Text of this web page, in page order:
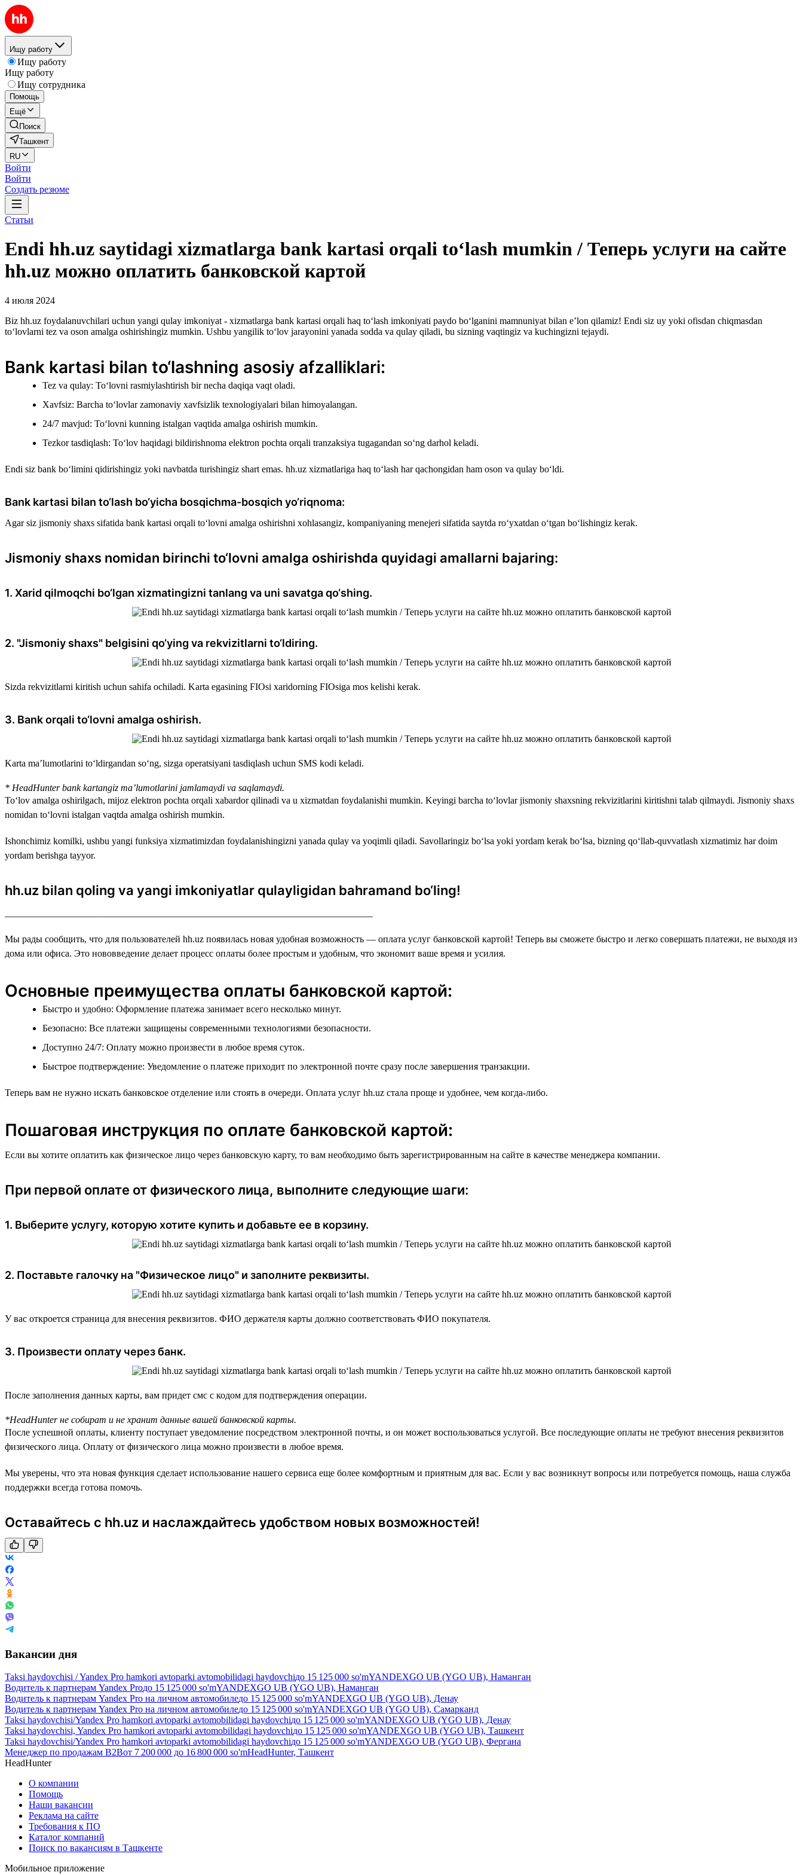
Ищу работу
Ищу работу
Ищу работу
Ищу сотрудника
Помощь
Ещё
Поиск
Ташкент
RU
Войти
Войти
Создать резюме
Статьи
Endi hh.uz saytidagi xizmatlarga bank kartasi orqali to‘lash mumkin / Теперь услуги на сайте
hh.uz можно оплатить банковской картой
4 июля 2024
Biz hh.uz foydalanuvchilari uchun yangi qulay imkoniyat - xizmatlarga bank kartasi orqali haq to‘lash imkoniyati paydo bo‘lganini mamnuniyat bilan e’lon qilamiz! Endi siz uy yoki ofisdan chiqmasdan
to‘lovlarni tez va oson amalga oshirishingiz mumkin. Ushbu yangilik to‘lov jarayonini yanada sodda va qulay qiladi, bu sizning vaqtingiz va kuchingizni tejaydi.
Bank kartasi bilan to‘lashning asosiy afzalliklari:
Tez va qulay: To‘lovni rasmiylashtirish bir necha daqiqa vaqt oladi.
Xavfsiz: Barcha to‘lovlar zamonaviy xavfsizlik texnologiyalari bilan himoyalangan.
24/7 mavjud: To‘lovni kunning istalgan vaqtida amalga oshirish mumkin.
Tezkor tasdiqlash: To‘lov haqidagi bildirishnoma elektron pochta orqali tranzaksiya tugagandan so‘ng darhol keladi.
Endi siz bank bo‘limini qidirishingiz yoki navbatda turishingiz shart emas. hh.uz xizmatlariga haq to‘lash har qachongidan ham oson va qulay bo‘ldi.
Bank kartasi bilan to‘lash bo‘yicha bosqichma-bosqich yo‘riqnoma:
Agar siz jismoniy shaxs sifatida bank kartasi orqali to‘lovni amalga oshirishni xohlasangiz, kompaniyaning menejeri sifatida saytda ro‘yxatdan o‘tgan bo‘lishingiz kerak.
Jismoniy shaxs nomidan birinchi to‘lovni amalga oshirishda quyidagi amallarni bajaring:
1. Xarid qilmoqchi bo‘lgan xizmatingizni tanlang va uni savatga qo‘shing.
2. "Jismoniy shaxs" belgisini qo‘ying va rekvizitlarni to‘ldiring.
Sizda rekvizitlarni kiritish uchun sahifa ochiladi. Karta egasining FIOsi xaridorning FIOsiga mos kelishi kerak.
3. Bank orqali to‘lovni amalga oshirish.
Karta ma’lumotlarini to‘ldirgandan so‘ng, sizga operatsiyani tasdiqlash uchun SMS kodi keladi.
* HeadHunter bank kartangiz ma’lumotlarini jamlamaydi va saqlamaydi.
To‘lov amalga oshirilgach, mijoz elektron pochta orqali xabardor qilinadi va u xizmatdan foydalanishi mumkin. Keyingi barcha to‘lovlar jismoniy shaxsning rekvizitlarini kiritishni talab qilmaydi. Jismoniy shaxs
nomidan to‘lovni istalgan vaqtda amalga oshirish mumkin.
Ishonchimiz komilki, ushbu yangi funksiya xizmatimizdan foydalanishingizni yanada qulay va yoqimli qiladi. Savollaringiz bo‘lsa yoki yordam kerak bo‘lsa, bizning qo‘llab-quvvatlash xizmatimiz har doim
yordam berishga tayyor.
hh.uz bilan qoling va yangi imkoniyatlar qulayligidan bahramand bo‘ling!
Мы рады сообщить, что для пользователей hh.uz появилась новая удобная возможность — оплата услуг банковской картой! Теперь вы сможете быстро и легко совершать платежи, не выходя из
дома или офиса. Это нововведение делает процесс оплаты более простым и удобным, что экономит ваше время и усилия.
Основные преимущества оплаты банковской картой:
Быстро и удобно: Оформление платежа занимает всего несколько минут.
Безопасно: Все платежи защищены современными технологиями безопасности.
Доступно 24/7: Оплату можно произвести в любое время суток.
Быстрое подтверждение: Уведомление о платеже приходит по электронной почте сразу после завершения транзакции.
Теперь вам не нужно искать банковское отделение или стоять в очереди. Оплата услуг hh.uz стала проще и удобнее, чем когда-либо.
Пошаговая инструкция по оплате банковской картой:
Если вы хотите оплатить как физическое лицо через банковскую карту, то вам необходимо быть зарегистрированным на сайте в качестве менеджера компании.
При первой оплате от физического лица, выполните следующие шаги:
1. Выберите услугу, которую хотите купить и добавьте ее в корзину.
2. Поставьте галочку на "Физическое лицо" и заполните реквизиты.
У вас откроется страница для внесения реквизитов. ФИО держателя карты должно соответствовать ФИО покупателя.
3. Произвести оплату через банк.
После заполнения данных карты, вам придет смс с кодом для подтверждения операции.
*HeadHunter не собират и не хранит данные вашей банковской карты.
После успешной оплаты, клиенту поступает уведомление посредством электронной почты, и он может воспользоваться услугой. Все последующие оплаты не требуют внесения реквизитов
физического лица. Оплату от физического лица можно произвести в любое время.
Мы уверены, что эта новая функция сделает использование нашего сервиса еще более комфортным и приятным для вас. Если у вас возникнут вопросы или потребуется помощь, наша служба
поддержки всегда готова помочь.
Оставайтесь с hh.uz и наслаждайтесь удобством новых возможностей!
Вакансии дня
Taksi haydovchisi / Yandex Pro hamkori avtoparki avtomobilidagi haydovchiдо 15 125 000 so'mYANDEXGO UB (YGO UB), Наманган
Водитель к партнерам Yandex Proдо 15 125 000 so'mYANDEXGO UB (YGO UB), Наманган
Водитель к партнерам Yandex Pro на личном автомобиледо 15 125 000 so'mYANDEXGO UB (YGO UB), Денау
Водитель к партнерам Yandex Pro на личном автомобиледо 15 125 000 so'mYANDEXGO UB (YGO UB), Самарканд
Taksi haydovchisi/Yandex Pro hamkori avtoparki avtomobilidagi haydovchiдо 15 125 000 so'mYANDEXGO UB (YGO UB), Денау
Taksi haydovchisi, Yandex Pro hamkori avtoparki avtomobilidagi haydovchiдо 15 125 000 so'mYANDEXGO UB (YGO UB), Ташкент
Taksi haydovchisi/Yandex Pro hamkori avtoparki avtomobilidagi haydovchiдо 15 125 000 so'mYANDEXGO UB (YGO UB), Фергана
Менеджер по продажам B2Bот 7 200 000 до 16 800 000 so'mHeadHunter, Ташкент
HeadHunter
О компании
Помощь
Наши вакансии
Реклама на сайте
Требования к ПО
Каталог компаний
Поиск по вакансиям в Ташкенте
Мобильное приложение